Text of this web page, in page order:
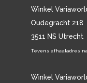
Winkel
Oudegracht 218
3511 NS Utrecht
Tevens afhaaladres
Winkel